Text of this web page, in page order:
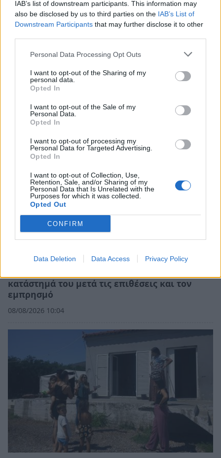
IAB’s list of downstream participants. This information may
also be disclosed by us to third parties on the IAB’s List of
Downstream Participants that may further disclose it to other
Personal Data Processing Opt Outs
I want to opt-out of the Sharing of my
personal data.
Opted In
I want to opt-out of the Sale of my
Personal Data.
Opted In
I want to opt-out of processing my
Personal Data for Targeted Advertising.
Opted In
I want to opt-out of Collection, Use,
Retention, Sale, and/or Sharing of my
Personal Data that Is Unrelated with the
Purposes for which it was collected.
Opted Out
CONFIRM
Data Deletion Data Access Privacy Policy
Σχετικά Άρθρα
κατάστημά του μετά τις επιθέσεις και τον
εμπρησμό
08/08/2026 10:04